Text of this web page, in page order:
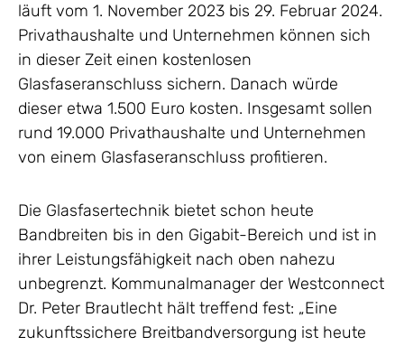
läuft vom 1. November 2023 bis 29. Februar 2024.
Privathaushalte und Unternehmen können sich
in dieser Zeit einen kostenlosen
Glasfaseranschluss sichern. Danach würde
dieser etwa 1.500 Euro kosten. Insgesamt sollen
rund 19.000 Privathaushalte und Unternehmen
von einem Glasfaseranschluss profitieren.
Die Glasfasertechnik bietet schon heute
Bandbreiten bis in den Gigabit-Bereich und ist in
ihrer Leistungsfähigkeit nach oben nahezu
unbegrenzt. Kommunalmanager der Westconnect
Dr. Peter Brautlecht hält treffend fest: „Eine
zukunftssichere Breitbandversorgung ist heute